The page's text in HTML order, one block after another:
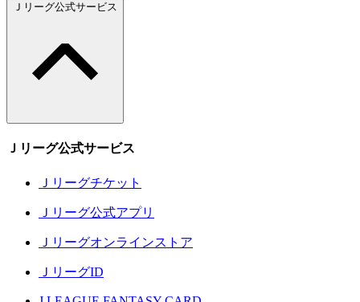
Ｊリーグ公式サービス
Ｊリーグ公式サービス
Ｊリーグチケット
Ｊリーグ公式アプリ
Ｊリーグオンラインストア
ＪリーグID